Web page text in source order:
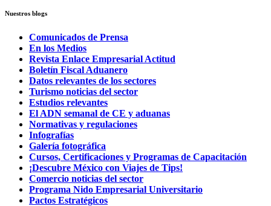
Nuestros blogs
Comunicados de Prensa
En los Medios
Revista Enlace Empresarial Actitud
Boletín Fiscal Aduanero
Datos relevantes de los sectores
Turismo noticias del sector
Estudios relevantes
El ADN semanal de CE y aduanas
Normativas y regulaciones
Infografías
Galería fotográfica
Cursos, Certificaciones y Programas de Capacitación
¡Descubre México con Viajes de Tips!
Comercio noticias del sector
Programa Nido Empresarial Universitario
Pactos Estratégicos